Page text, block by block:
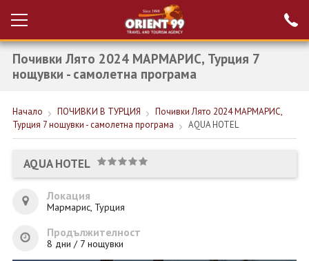
Вход за агенти
Проверка на
резервация
НОВА ГОДИНА ТУРЦИЯ
КРУИЗИ
ЕКЗОТИКА
Почивки Лято 2024 МАРМАРИС, Турция 7
нощувки - самолетна програма
Начало ПОЧИВКИ В ТУРЦИЯ
Почивки Лято 2024 МАРМАРИС,
Турция 7 нощувки - самолетна програма
AQUA HOTEL
AQUA HOTEL
Локация
Мармарис, Турция
Продължителност
8 дни / 7 нощувки